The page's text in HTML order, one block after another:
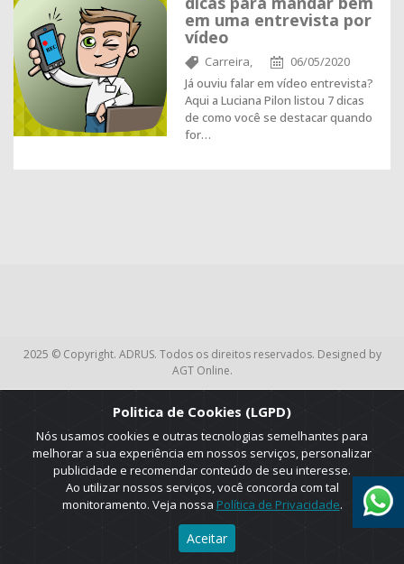
em uma entrevista por
vídeo
Carreira,
06/05/2020
Já ouviu falar em vídeo entrevista?
Aqui a Luciana Pilon listou 7 dicas
de como você se destacar quando
for…
2025 © Copyright. ADRUS. Todos os direitos reservados. Designed by
AGT Online.
Politica de Cookies (LGPD)
Nós usamos cookies e outras tecnologias semelhantes para
melhorar a sua experiência em nossos serviços, personalizar
publicidade e recomendar conteúdo de seu interesse.
Ao utilizar nossos serviços, você concorda com tal
monitoramento. Veja nossa Política de Privacidade.
Aceitar